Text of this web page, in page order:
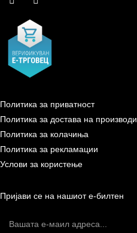
Политика за приватност
Политика за достава на производи
Политика за колачиња
Политика за рекламации
Услови за користење
Пријави се на нашиот е-билтен